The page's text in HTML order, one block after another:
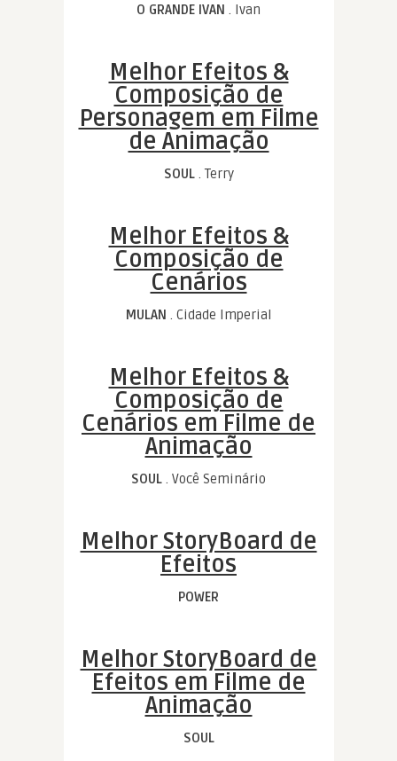
O GRANDE IVAN . Ivan
Melhor Efeitos &
Composição de
Personagem em Filme
de Animação
SOUL . Terry
Melhor Efeitos &
Composição de
Cenários
MULAN . Cidade Imperial
Melhor Efeitos &
Composição de
Cenários em Filme de
Animação
SOUL . Você Seminário
Melhor StoryBoard de
Efeitos
POWER
Melhor StoryBoard de
Efeitos em Filme de
Animação
SOUL